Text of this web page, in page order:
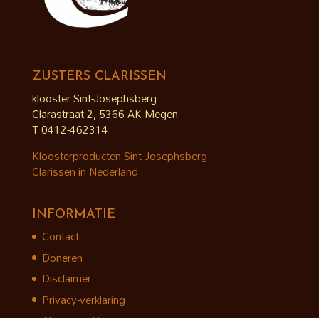
ZUSTERS CLARISSEN
klooster Sint-Josephsberg
Clarastraat 2, 5366 AK Megen
T 0412-462314
Kloosterproducten Sint-Josephsberg
Clarissen in Nederland
INFORMATIE
Contact
Doneren
Disclaimer
Privacy-verklaring